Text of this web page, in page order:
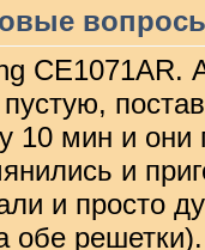
CE1071AR.
10 мин и
и
и просто
обе